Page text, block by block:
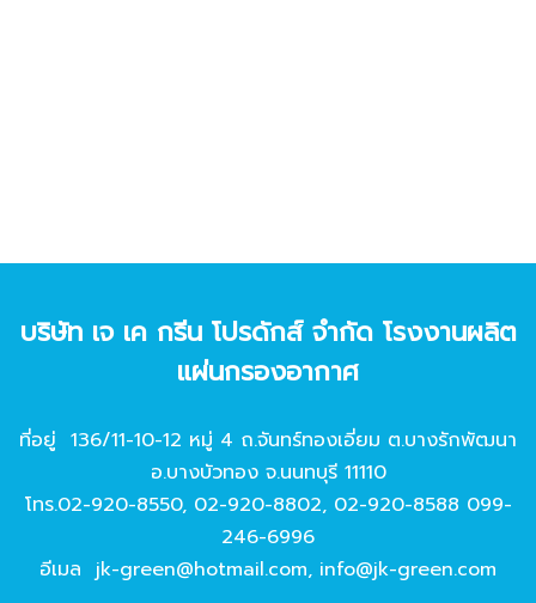
บริษัท เจ เค กรีน โปรดักส์ จํากัด โรงงานผลิต
แผ่นกรองอากาศ
ที่อยู่ 136/11-10-12 หมู่ 4 ถ.จันทร์ทองเอี่ยม ต.บางรักพัฒนา
อ.บางบัวทอง จ.นนทบุรี 11110
โทร.02-920-8550, 02-920-8802, 02-920-8588 099-
246-6996
อีเมล jk-green@hotmail.com, info@jk-green.com